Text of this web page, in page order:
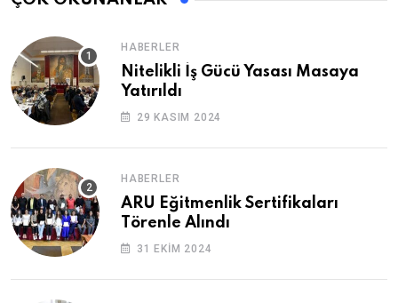
HABERLER
Nitelikli İş Gücü Yasası Masaya
Yatırıldı
29 KASIM 2024
HABERLER
ARU Eğitmenlik Sertifikaları
Törenle Alındı
31 EKIM 2024